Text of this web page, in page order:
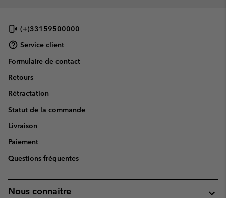
(+)33159500000
Service client
Formulaire de contact
Retours
Rétractation
Statut de la commande
Livraison
Paiement
Questions fréquentes
Nous connaitre